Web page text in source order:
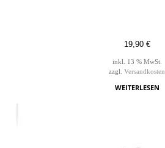
19,90 €
inkl. 13 % MwSt.
zzgl. Versandkosten
WEITERLESEN